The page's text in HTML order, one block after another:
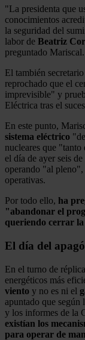
"La presidenta que
conocimientos
la seguridad del
labor de Beatriz
preguntado Mariscal.
El también
reprochado que el
imprevisible" y
Eléctrica tras el
En este punto,
sistema eléctrico
nucleares que
el día de ayer seis
operando "al pleno",
operativas.
Por todo ello, ha
"abandonar el
queriendo cerrar
El día del
En el turno de
energéticos más
viento y no es ni el
apuntado que según
y los informes de la
existían los
para operar de